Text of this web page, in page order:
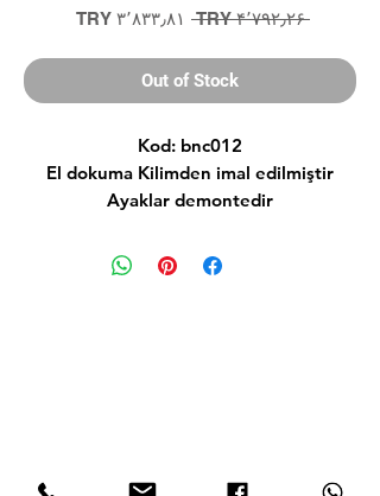
‎TRY ۴٬۷۹۲٫۲۶
Regular
‎TRY ۳٬۸۳۳٫۸۱Sale
Out of Stock
Kod: bnc012
El dokuma Kilimden imal edilmiştir
Ayaklar demontedir
Ölçü
Genişlik 50